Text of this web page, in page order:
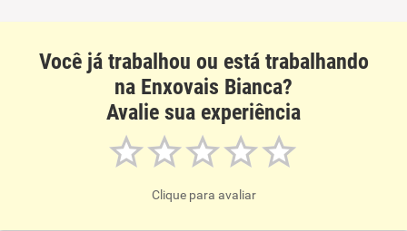
Você já trabalhou ou está trabalhando
na Enxovais Bianca?
Avalie sua experiência
Clique para avaliar